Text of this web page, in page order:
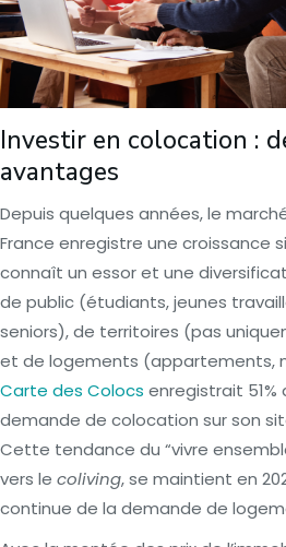
Investir en colocation :
avantages
Depuis quelques années, le
France enregistre une croissance
connaît un essor et une
de public (étudiants, jeunes
seniors), de territoires (pas
et de logements (appartements,
Carte des Colocs enregistrait
demande de colocation sur son
Cette tendance du “vivre
vers le coliving, se maintient en
continue de la demande de